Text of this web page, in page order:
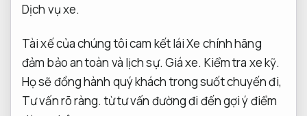
Dịch vụ xe.
Tài xế của chúng tôi cam kết lái Xe chính hãng
đảm bảo an toàn và lịch sự. Giá xe. Kiểm tra xe kỹ.
Họ sẽ đồng hành quý khách trong suốt chuyến đi,
Tư vấn rõ ràng. từ tư vấn đường đi đến gợi ý điểm